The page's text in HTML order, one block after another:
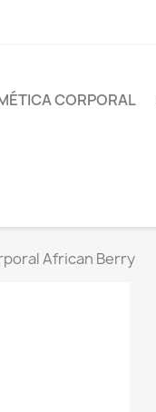
CORPORAL
African Berry